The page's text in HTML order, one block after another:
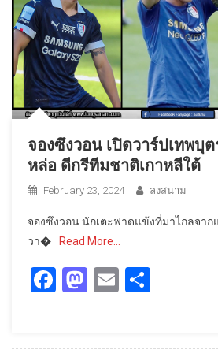
จองซึงวอน เปิดวาร์ปเทพบุ
หล่อ ดีกรีทีมชาติเกาหลีใต้
February 23, 2024 ลงสนาม
จองซึงวอน นักเตะฟาดแข้งที่มาไกลจา
วา�
Read More…
Facebook
Mastodon
Email